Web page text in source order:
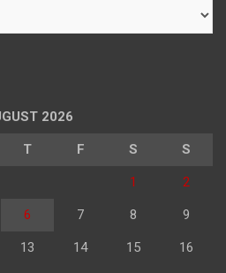
2026
T F S S
1 2
6 7 8 9
13 14 15 16